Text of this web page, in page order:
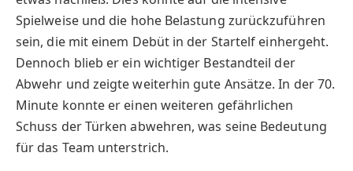
Spielweise und die hohe Belastung zurückzuführen
sein, die mit einem Debüt in der Startelf einhergeht.
Dennoch blieb er ein wichtiger Bestandteil der
Abwehr und zeigte weiterhin gute Ansätze. In der 70.
Minute konnte er einen weiteren gefährlichen
Schuss der Türken abwehren, was seine Bedeutung
für das Team unterstrich.